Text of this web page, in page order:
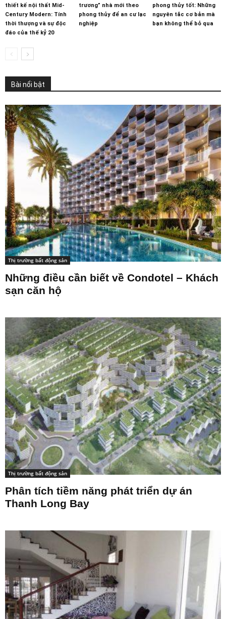
thiết kế nội thất Mid-
Century Modern: Tính
thời thượng và sự độc
đáo của thế kỷ 20
trương” nhà mới theo
phong thủy để an cư lạc
nghiệp
phong thủy tốt: Những
nguyên tắc cơ bản mà
bạn không thể bỏ qua
Bài nổi bật
Thị trường bất động sản
Những điều cần biết về Condotel – Khách
sạn căn hộ
Thị trường bất động sản
Phân tích tiềm năng phát triển dự án
Thanh Long Bay